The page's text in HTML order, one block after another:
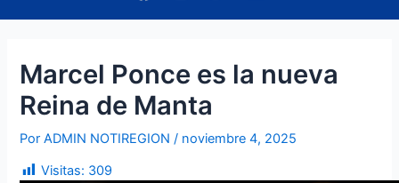
c
o
o
k
s
g
a
m
i
e
u
b
Marcel Ponce es la nueva
Reina de Manta
PorADMIN NOTIREGION/ noviembre 4, 2025
Visitas: 309